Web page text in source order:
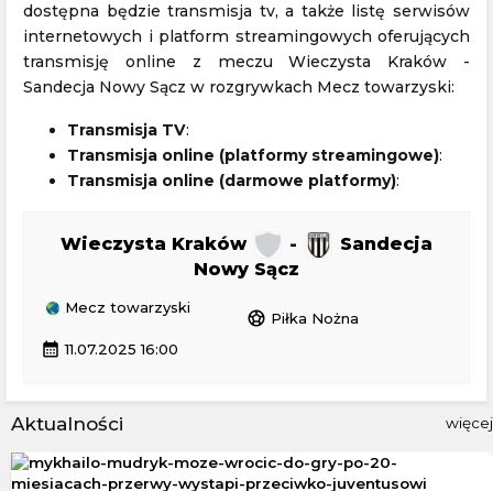
dostępna będzie transmisja tv, a także listę serwisów
internetowych i platform streamingowych oferujących
transmisję online z meczu Wieczysta Kraków -
Sandecja Nowy Sącz w rozgrywkach Mecz towarzyski:
Transmisja TV:
Transmisja online (platformy streamingowe):
Transmisja online (darmowe platformy):
Wieczysta Kraków -
Sandecja
Nowy Sącz
Mecz towarzyski
sports_soccer Piłka Nożna
calendar_month 11.07.2025 16:00
Aktualności więcej